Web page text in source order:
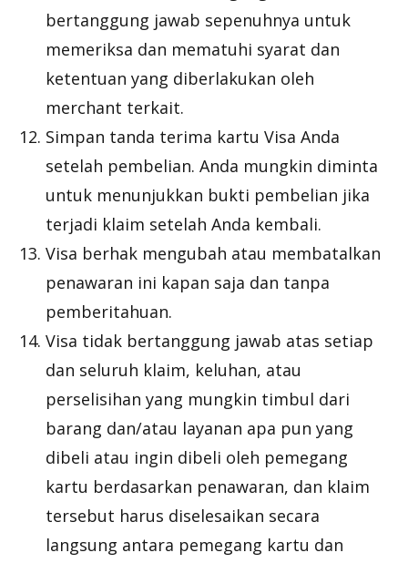
bertanggung jawab sepenuhnya untuk
memeriksa dan mematuhi syarat dan
ketentuan yang diberlakukan oleh
merchant terkait.
Simpan tanda terima kartu Visa Anda
setelah pembelian. Anda mungkin diminta
untuk menunjukkan bukti pembelian jika
terjadi klaim setelah Anda kembali.
Visa berhak mengubah atau membatalkan
penawaran ini kapan saja dan tanpa
pemberitahuan.
Visa tidak bertanggung jawab atas setiap
dan seluruh klaim, keluhan, atau
perselisihan yang mungkin timbul dari
barang dan/atau layanan apa pun yang
dibeli atau ingin dibeli oleh pemegang
kartu berdasarkan penawaran, dan klaim
tersebut harus diselesaikan secara
langsung antara pemegang kartu dan